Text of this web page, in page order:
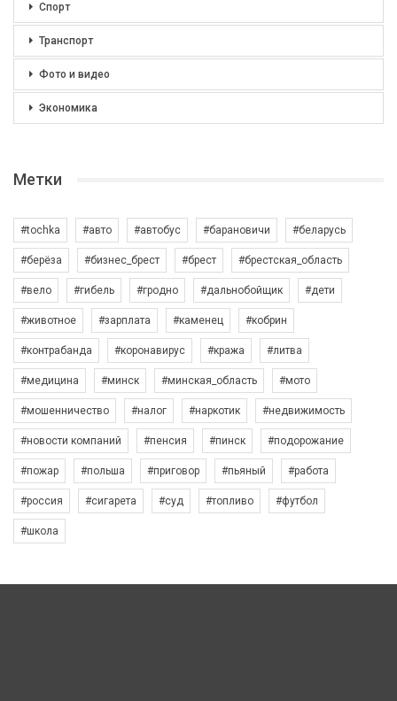
Спорт
Транспорт
Фото и видео
Экономика
Метки
#tochka #авто #автобус #барановичи #беларусь
#берёза #бизнес_брест #брест #брестская_область
#вело #гибель #гродно #дальнобойщик #дети
#животное #зарплата #каменец #кобрин
#контрабанда #коронавирус #кража #литва
#медицина #минск #минская_область #мото
#мошенничество #налог #наркотик #недвижимость
#новости компаний #пенсия #пинск #подорожание
#пожар #польша #приговор #пьяный #работа
#россия #сигарета #суд #топливо #футбол
#школа